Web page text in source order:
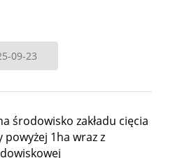
09-23
środowisko zakładu cięcia
1ha wraz z